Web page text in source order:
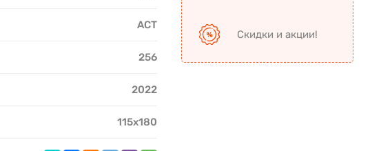
АСТ
256
2022
115х180
Скидки и акции!